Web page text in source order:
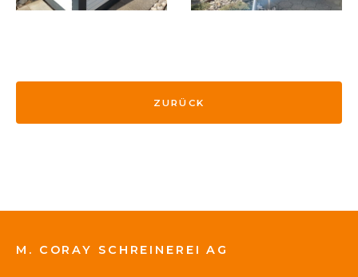
ZURÜCK
M. CORAY SCHREINEREI AG